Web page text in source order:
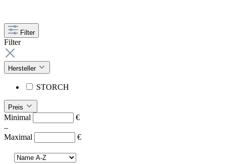
Filter
Filter
Hersteller
STORCH
Preis
Minimal
€
–
Maximal
€